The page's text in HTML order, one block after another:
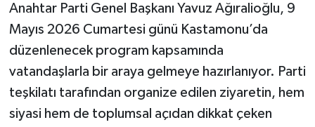
Anahtar Parti Genel Başkanı Yavuz Ağıralioğlu, 9
Mayıs 2026 Cumartesi günü Kastamonu’da
düzenlenecek program kapsamında
vatandaşlarla bir araya gelmeye hazırlanıyor. Parti
teşkilatı tarafından organize edilen ziyaretin, hem
siyasi hem de toplumsal açıdan dikkat çeken
Küre Haberleri
Merkez Haberleri
Pınarbaşı Haberleri
Şenpazar Haberleri